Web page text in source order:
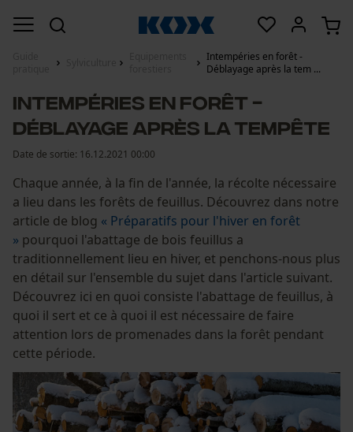
Intempéries en forêt -
Déblayage après la tem ...
Intempéries en forêt -
Déblayage après la tempête
Date de sortie: 16.12.2021 00:00
Chaque année, à la fin de l'année, la récolte nécessaire
a lieu dans les forêts de feuillus. Découvrez dans notre
article de blog « Préparatifs pour l'hiver en forêt
» pourquoi l'abattage de bois feuillus a
traditionnellement lieu en hiver, et penchons-nous plus
en détail sur l'ensemble du sujet dans l'article suivant.
Découvrez ici en quoi consiste l'abattage de feuillus, à
quoi il sert et ce à quoi il est nécessaire de faire
attention lors de promenades dans la forêt pendant
cette période.